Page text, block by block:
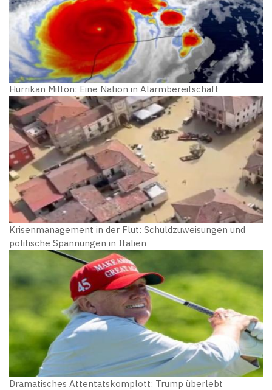
Hurrikan Milton: Eine Nation in Alarmbereitschaft
Krisenmanagement in der Flut: Schuldzuweisungen und
politische Spannungen in Italien
Dramatisches Attentatskomplott: Trump überlebt